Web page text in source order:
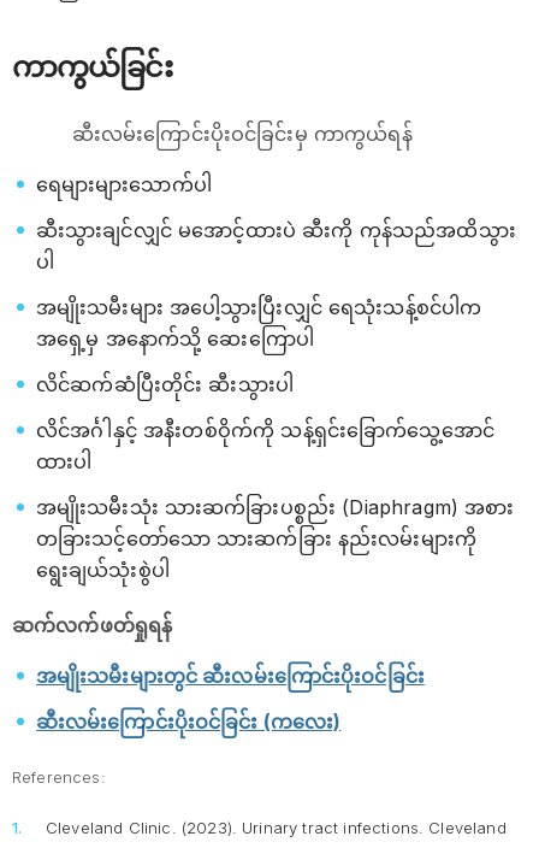
ကာကွယ်ခြင်း
ဆီးလမ်းကြောင်းပိုးဝင်ခြင်းမှ ကာကွယ်ရန်
​ရေများများသောက်ပါ
ဆီးသွားချင်လျှင် မအောင့်ထားပဲ ဆီးကို ကုန်သည်အထိသွား
ပါ
အမျိုးသမီးများ အပေါ့သွားပြီးလျှင် ရေသုံးသန့်စင်ပါက
အရှေ့မှ အနောက်သို့ ဆေးကြောပါ
လိင်ဆက်ဆံပြီးတိုင်း ဆီးသွားပါ
လိင်အင်္ဂါနှင့် အနီးတစ်ဝိုက်ကို သန့်ရှင်းခြောက်သွေ့အောင်
ထားပါ
အမျိုးသမီးသုံး သားဆက်ခြားပစ္စည်း (Diaphragm) အစား
တခြားသင့်တော်သော သားဆက်ခြား နည်းလမ်းများကို
ရွေးချယ်သုံးစွဲပါ
ဆက်လက်ဖတ်ရှုရန်
အမျိုးသမီးများတွင် ဆီးလမ်းကြောင်းပိုးဝင်ခြင်း
ဆီးလမ်းကြောင်းပိုးဝင်ခြင်း (ကလေး)
References:
Cleveland Clinic. (2023). Urinary tract infections. Cleveland